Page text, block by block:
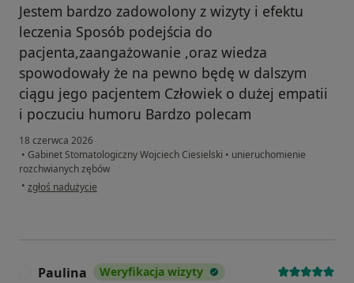
Jestem bardzo zadowolony z wizyty i efektu
leczenia Sposób podejścia do
pacjenta,zaangażowanie ,oraz wiedza
spowodowały że na pewno będę w dalszym
ciągu jego pacjentem Człowiek o dużej empatii
i poczuciu humoru Bardzo polecam
18 czerwca 2026
• Gabinet Stomatologiczny Wojciech Ciesielski • unieruchomienie
rozchwianych zębów
• w opinii użytkownika Bogus
zgłoś nadużycie
Paulina Weryfikacja wizyty